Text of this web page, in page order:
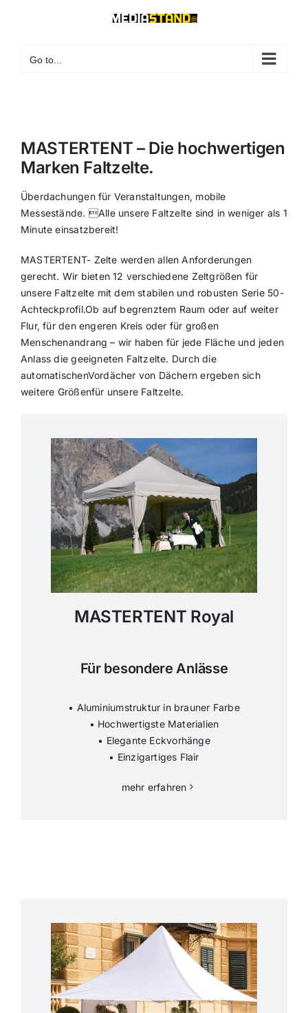
Go to...
MASTERTENT – Die hochwertigen
Marken Faltzelte.
Überdachungen für Veranstaltungen, mobile
Messestände. Alle unsere Faltzelte sind in weniger als 1
Minute einsatzbereit!
MASTERTENT- Zelte werden allen Anforderungen
gerecht. Wir bieten 12 verschiedene Zeltgrößen für
unsere Faltzelte mit dem stabilen und robusten Serie 50-
Achteckprofil.Ob auf begrenztem Raum oder auf weiter
Flur, für den engeren Kreis oder für großen
Menschenandrang – wir haben für jede Fläche und jeden
Anlass die geeigneten Faltzelte. Durch die
automatischenVordächer von Dächern ergeben sich
weitere Größenfür unsere Faltzelte.
MASTERTENT Royal
Für besondere Anlässe
• Aluminiumstruktur in brauner Farbe
• Hochwertigste Materialien
• Elegante Eckvorhänge
• Einzigartiges Flair
mehr erfahren